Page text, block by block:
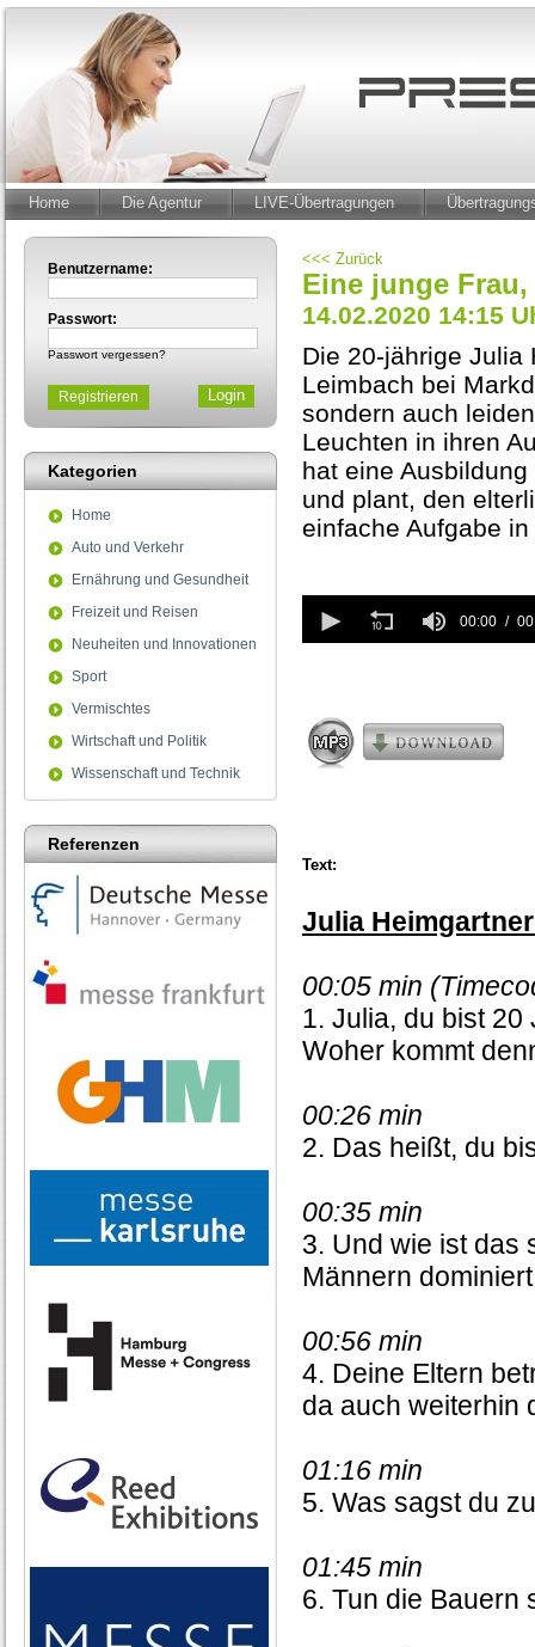
Home Die Agentur LIVE-Übertragungen
Benutzername:
Passwort:
Passwort vergessen?
Registrieren
Kategorien
Home
Auto und Verkehr
Ernährung und Gesundheit
Freizeit und Reisen
Neuheiten und Innovationen
Sport
Vermischtes
Wirtschaft und Politik
Wissenschaft und Technik
Referenzen
<<< Zurück
Eine junge
14.02.2020 14:15
Die 20-jährige Julia
Leimbach bei
sondern auch
Leuchten in ihren
hat eine
und plant, den
einfache Aufgabe
seconds
of
00:00
Text:
Julia
00:05 min
1. Julia, du bist
Woher kommt
00:26 min
2. Das heißt, du
00:35 min
3. Und wie ist das
Männern
00:56 min
4. Deine Eltern
da auch weiterhin
01:16 min
5. Was sagst du
01:45 min
6. Tun die Bauern